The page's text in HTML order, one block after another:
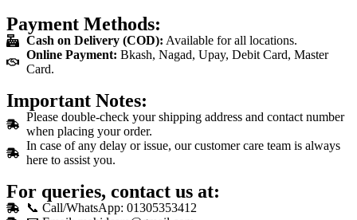
Payment Methods:
Cash on Delivery (COD): Available for all locations.
Online Payment: Bkash, Nagad, Upay, Debit Card, Master
Card.
Important Notes:
Please double-check your shipping address and contact number
when placing your order.
In case of any delay or issue, our customer care team is always
here to assist you.
For queries, contact us at:
📞 Call/WhatsApp: 01305353412